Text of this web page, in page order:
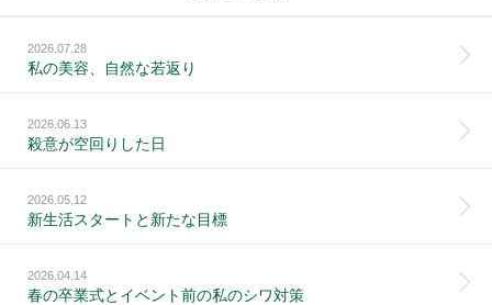
2026.07.28
私の美容、自然な若返り
2026.06.13
殺意が空回りした日
2026.05.12
新生活スタートと新たな目標
2026.04.14
春の卒業式とイベント前の私のシワ対策